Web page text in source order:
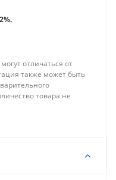
сложными, такие
важными.
данных
выполнять
при этом
отличаться от
также может быть
товара не